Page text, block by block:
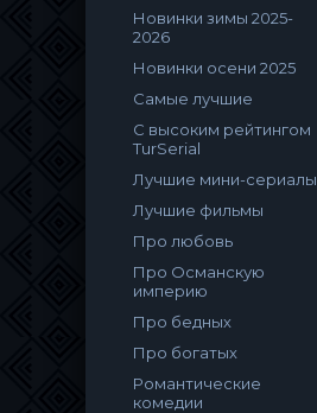
Новинки зимы 2025-
2026
Новинки осени 2025
Самые лучшие
С высоким рейтингом
TurSerial
Лучшие мини-сериалы
Лучшие фильмы
Про любовь
Про Османскую
империю
Про бедных
Про богатых
Романтические
комедии